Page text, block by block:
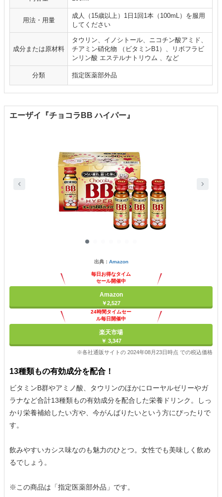
用法・用量
成人（15歳以上）1日1回1本（100mL）を服用
してください
成分または原材料
タウリン、イノシトール、ニコチン酸アミド、
チアミン硝化物 （ビタミンB1）、リボフラビ
ンリン酸 エステルナトリウム 、など
分類 指定医薬部外品
エーザイ『チョコラBB ハイパー』
出典： Amazon
毎日お得なタイム
セール開催中
Amazon
￥2,527
24時間タイムセー
ル毎日開催中
楽天市場
￥ 3,347
※各社通販サイトの 2024年08月23日時点 での税込価格
13種類もの有効成分を配合！
ビタミンB群やアミノ酸、タウリンのほかにローヤルゼリーやガ
ラナなど合計13種類もの有効成分を配合した栄養ドリンク。しっ
かり栄養補給したい方や、今がんばりたいという方にぴったりで
す。
飲みやすいカシス味なのも魅力のひとつ。女性でも美味しく飲め
るでしょう。
※この商品は「指定医薬部外品」です。